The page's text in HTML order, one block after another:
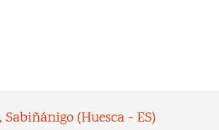
(Huesca - ES)